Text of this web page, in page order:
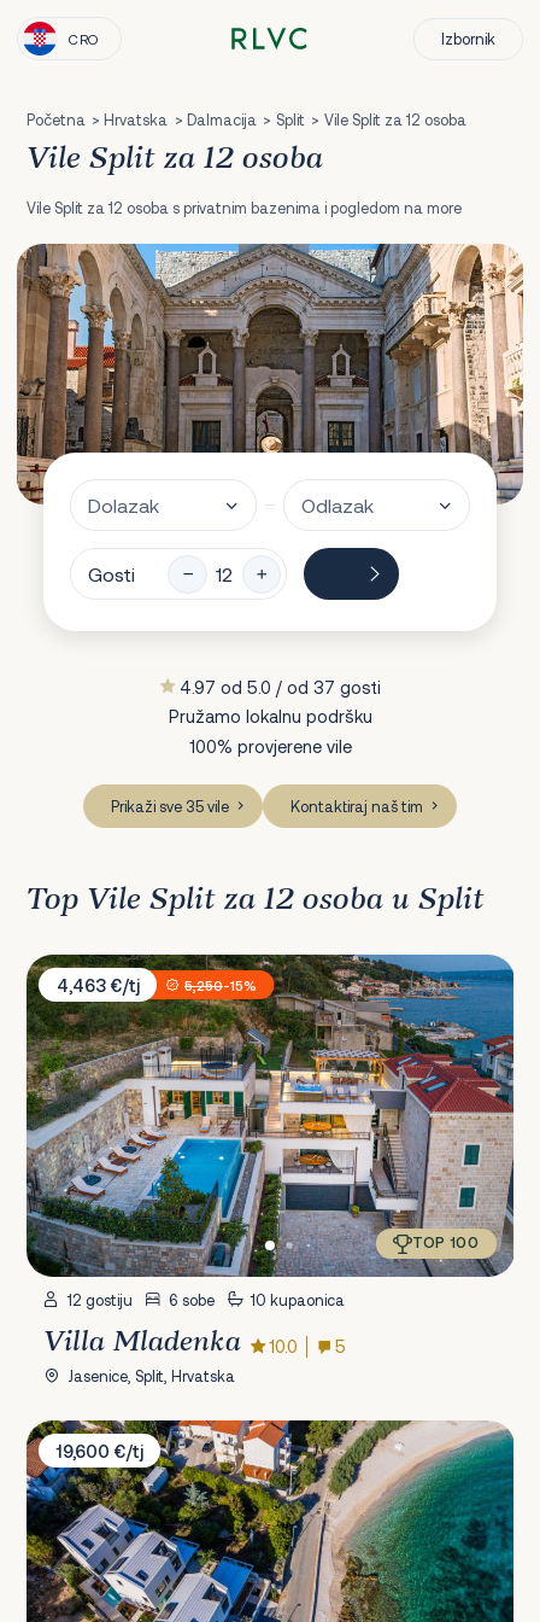
CRO Izbornik
Početna Hrvatska Dalmacija Split Vile Split za 12 osoba
Vile Split za 12 osoba
Vile Split za 12 osoba s privatnim bazenima i pogledom na more
Gosti
4.97 od 5.0 / od 37 gosti
Pružamo lokalnu podršku
100% provjerene vile
Prikaži sve 35 vile Kontaktiraj naš tim
Top Vile Split za 12 osoba u Split
Villa Mladenka
4,463 €/tj
5,250-15%
TOP 100
12 gostiju 6 sobe 10 kupaonica
Villa Mladenka 10.0 5
Jasenice, Split, Hrvatska
Villa Agapao
19,600 €/tj